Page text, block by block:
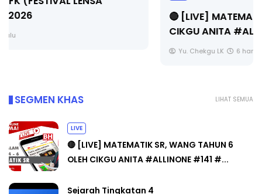
🔴 [LIVE] MATEMATIK SR, WANG TAHUN 6 OLEH
CIKGU ANITA #ALLINONE #141 #...
LIHAT SEMUA
SEGMEN KHAS
LIVE
🔴 [LIVE] MATEMATIK SR, WANG TAHUN 6
OLEH CIKGU ANITA #ALLINONE #141 #...
Sejarah Tingkatan 4